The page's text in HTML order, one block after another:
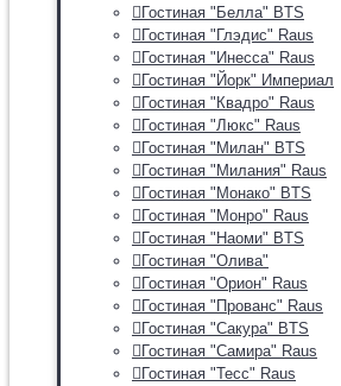
Гостиная "Белла" BTS
Гостиная "Глэдис" Raus
Гостиная "Инесса" Raus
Гостиная "Йорк" Империал
Гостиная "Квадро" Raus
Гостиная "Люкс" Raus
Гостиная "Милан" BTS
Гостиная "Милания" Raus
Гостиная "Монако" BTS
Гостиная "Монро" Raus
Гостиная "Наоми" BTS
Гостиная "Олива"
Гостиная "Орион" Raus
Гостиная "Прованс" Raus
Гостиная "Сакура" BTS
Гостиная "Самира" Raus
Гостиная "Тесс" Raus